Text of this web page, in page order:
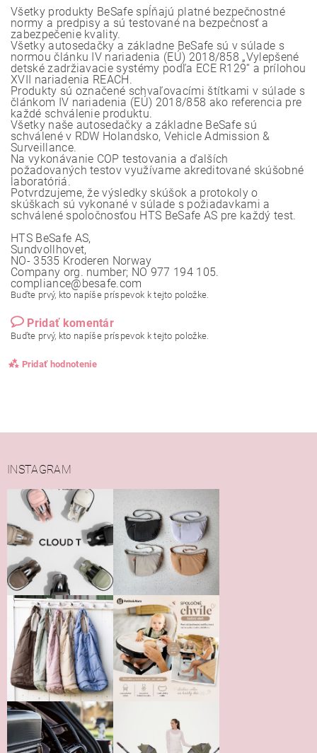
Všetky produkty BeSafe spĺňajú platné bezpečnostné
normy a predpisy a sú testované na bezpečnosť a
zabezpečenie kvality.
Všetky autosedačky a základne BeSafe sú v súlade s
normou článku IV nariadenia (EÚ) 2018/858 „Vylepšené
detské zadržiavacie systémy podľa ECE R129“ a prílohou
XVII nariadenia REACH.
Produkty sú označené schvaľovacími štítkami v súlade s
článkom IV nariadenia (EÚ) 2018/858 ako referencia pre
každé schválenie produktu.
Všetky naše autosedačky a základne BeSafe sú
schválené v RDW Holandsko, Vehicle Admission &
Surveillance.
Na vykonávanie COP testovania a ďalších
požadovaných testov využívame akreditované skúšobné
laboratóriá.
Potvrdzujeme, že výsledky skúšok a protokoly o
skúškach sú vykonané v súlade s požiadavkami a
schválené spoločnosťou HTS BeSafe AS pre každý test.
HTS BeSafe AS,
Sundvollhovet,
NO- 3535 Kroderen Norway
Company org. number; NO 977 194 105.
compliance@besafe.com
Buďte prvý, kto napíše príspevok k tejto položke.
Pridať komentár
Buďte prvý, kto napíše príspevok k tejto položke.
Pridať hodnotenie
Vložením hodnotenie súhlasíte s
podmienkami ochrany
osobných údajov
INSTAGRAM